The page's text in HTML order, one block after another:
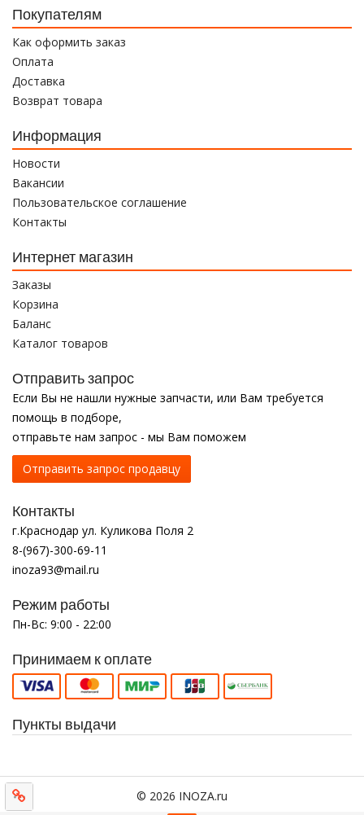
Покупателям
Как оформить заказ
Оплата
Доставка
Возврат товара
Информация
Новости
Вакансии
Пользовательское соглашение
Контакты
Интернет магазин
Заказы
Корзина
Баланс
Каталог товаров
Отправить запрос
Если Вы не нашли нужные запчасти, или Вам требуется
помощь в подборе,
отправьте нам запрос - мы Вам поможем
Отправить запрос продавцу
Контакты
г.Краснодар ул. Куликова Поля 2
8-(967)-300-69-11
inoza93@mail.ru
Режим работы
Пн-Вс: 9:00 - 22:00
Принимаем к оплате
Пункты выдачи
© 2026 INOZA.ru